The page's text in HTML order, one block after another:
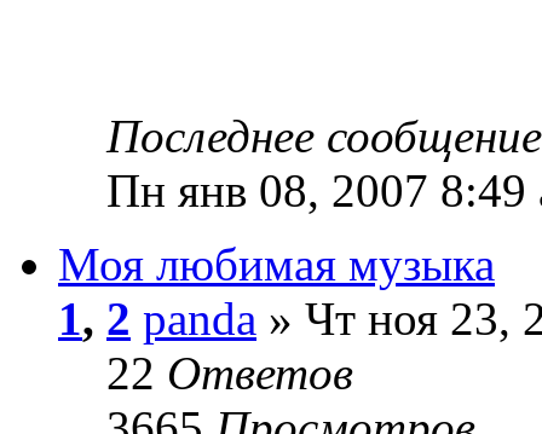
Последнее
Пн янв 08, 2007 8:49
Моя любимая музыка
1, 2 panda » Чт ноя 23,
22 Ответов